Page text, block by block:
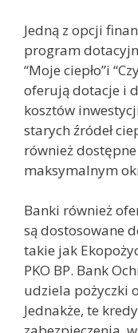
Jedną z opcji
program
“Moje ciepło”i
oferują dotacje i
kosztów
starych źródeł
również
maksymalnym
Banki również
są dostosowane
takie jak
PKO BP. Bank
udziela pożyczki
Jednakże, te